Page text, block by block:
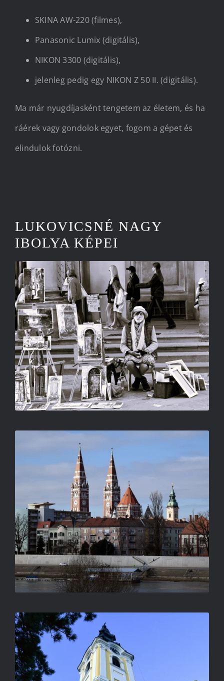
SKINA AW-220 (filmes),
Panasonic Lumix (digitális),
NIKON 3300 (digitális),
jelenleg pedig egy NIKON Z 50 II. (digitális).
Ma már nyugdíjasként tengetem az életem, és ha
ráérek vagy gondolok egyet, fogom a gépet és
elindulok fotózni.
LUKOVICSNÉ NAGY
IBOLYA KÉPEI
FEKETE KARIKA
LUKOVICSNÉ NAGY IBOLYA
SÉTA KÖZBEN
LUKOVICSNÉ NAGY IBOLYA
NEGYED ÖT KÖRÜL
LUKOVICSNÉ NAGY IBOLYA